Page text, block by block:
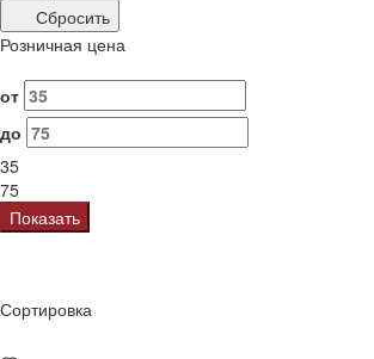
Сбросить
Розничная цена
от
до
35
75
Показать
Сортировка